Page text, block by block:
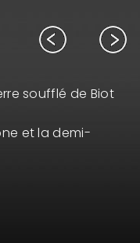
soufflé de Biot
et la demi-